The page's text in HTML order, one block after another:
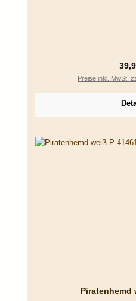
Preise inkl. MwSt.
Piratenhemd